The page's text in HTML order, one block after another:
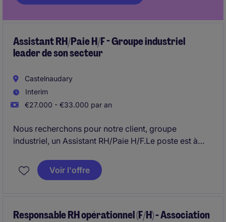
Assistant RH/Paie H/F - Groupe industriel
leader de son secteur
Castelnaudary
Interim
€27.000 - €33.000 par an
Nous recherchons pour notre client, groupe
industriel, un Assistant RH/Paie H/F.Le poste est à
Castelnaudary. Vous intervenez en support d'un
service paie récemment centralisé, dans un contexte
responsable et de l'équipe.
Voir l'offre
Responsable RH opérationnel (F/H) - Association